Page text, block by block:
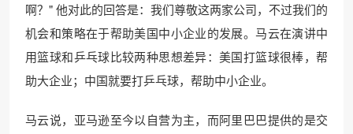
啊？" 他对此的回答是：我们尊敬这两家公司，不过我们的
机会和策略在于帮助美国中小企业的发展。马云在演讲中
用篮球和乒乓球比较两种思想差异：美国打篮球很棒，帮
助大企业；中国就要打乒乓球，帮助中小企业。
马云说，亚马逊至今以自营为主，而阿里巴巴提供的是交